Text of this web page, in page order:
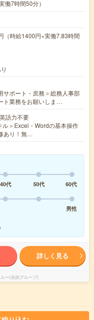
働7時間50分）
時給1400円×実働7.83時間
サポート・庶務＞総務人事部
ト業務をお願いしま…
語力不要
＞Excel・Wordの基本操作
あり！無…
40代 50代
60代
男性
詳しく見る
ー(名鉄グループ)